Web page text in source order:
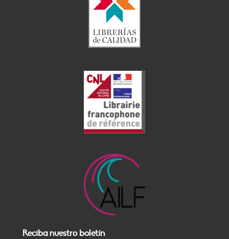
Reciba nuestro boletín